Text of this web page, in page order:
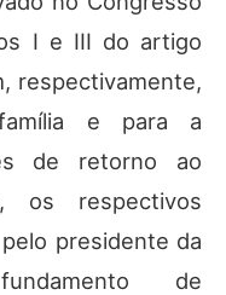
I e III do artigo
respectivamente,
e para a
de retorno ao
os respectivos
presidente da
de